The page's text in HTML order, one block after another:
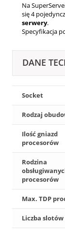
Na
się 4
serwery.
Specyfikacja
DANE
Socket
Rodzaj
Ilość gniazd
procesorów
Rodzina
procesorów
Max. TDP
Liczba slotów